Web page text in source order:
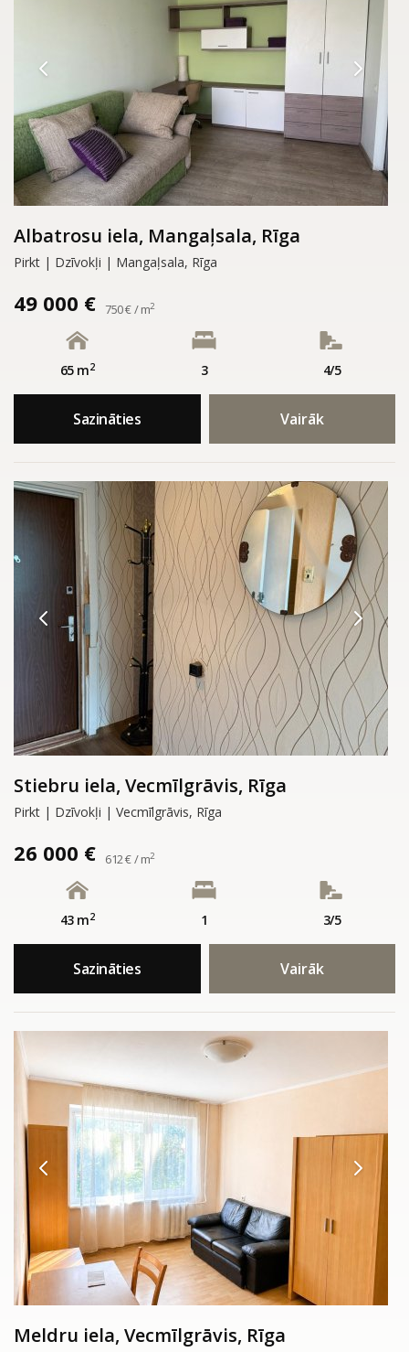
Albatrosu iela, Mangaļsala, Rīga
Pirkt | Dzīvokļi | Mangaļsala, Rīga
49 000 € 750 € / m2
65 m2 3 4/5
Sazināties Vairāk
Stiebru iela, Vecmīlgrāvis, Rīga
Pirkt | Dzīvokļi | Vecmīlgrāvis, Rīga
26 000 € 612 € / m2
43 m2 1 3/5
Sazināties Vairāk
Meldru iela, Vecmīlgrāvis, Rīga